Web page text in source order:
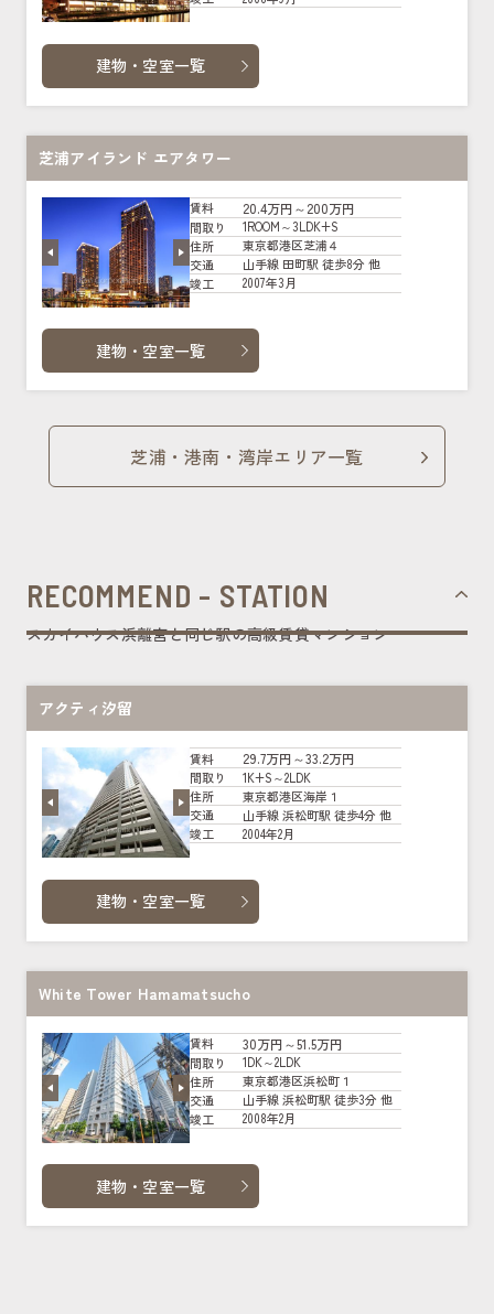
建物・空室一覧
芝浦アイランド エアタワー
賃料 20.4万円～200万円
間取り
1ROOM～3LDK+S
住所
東京都港区芝浦４
交通
山手線 田町駅 徒歩8分 他
竣工
2007年3月
建物・空室一覧
芝浦・港南・湾岸エリア一覧
RECOMMEND - STATION
スカイハウス浜離宮と同じ駅の高級賃貸マンション
アクティ汐留
賃料 29.7万円～33.2万円
間取り
1K+S～2LDK
住所
東京都港区海岸１
交通
山手線 浜松町駅 徒歩4分 他
竣工
2004年2月
建物・空室一覧
White Tower Hamamatsucho
賃料 30万円～51.5万円
間取り
1DK～2LDK
住所
東京都港区浜松町１
交通
山手線 浜松町駅 徒歩3分 他
竣工
2008年2月
建物・空室一覧